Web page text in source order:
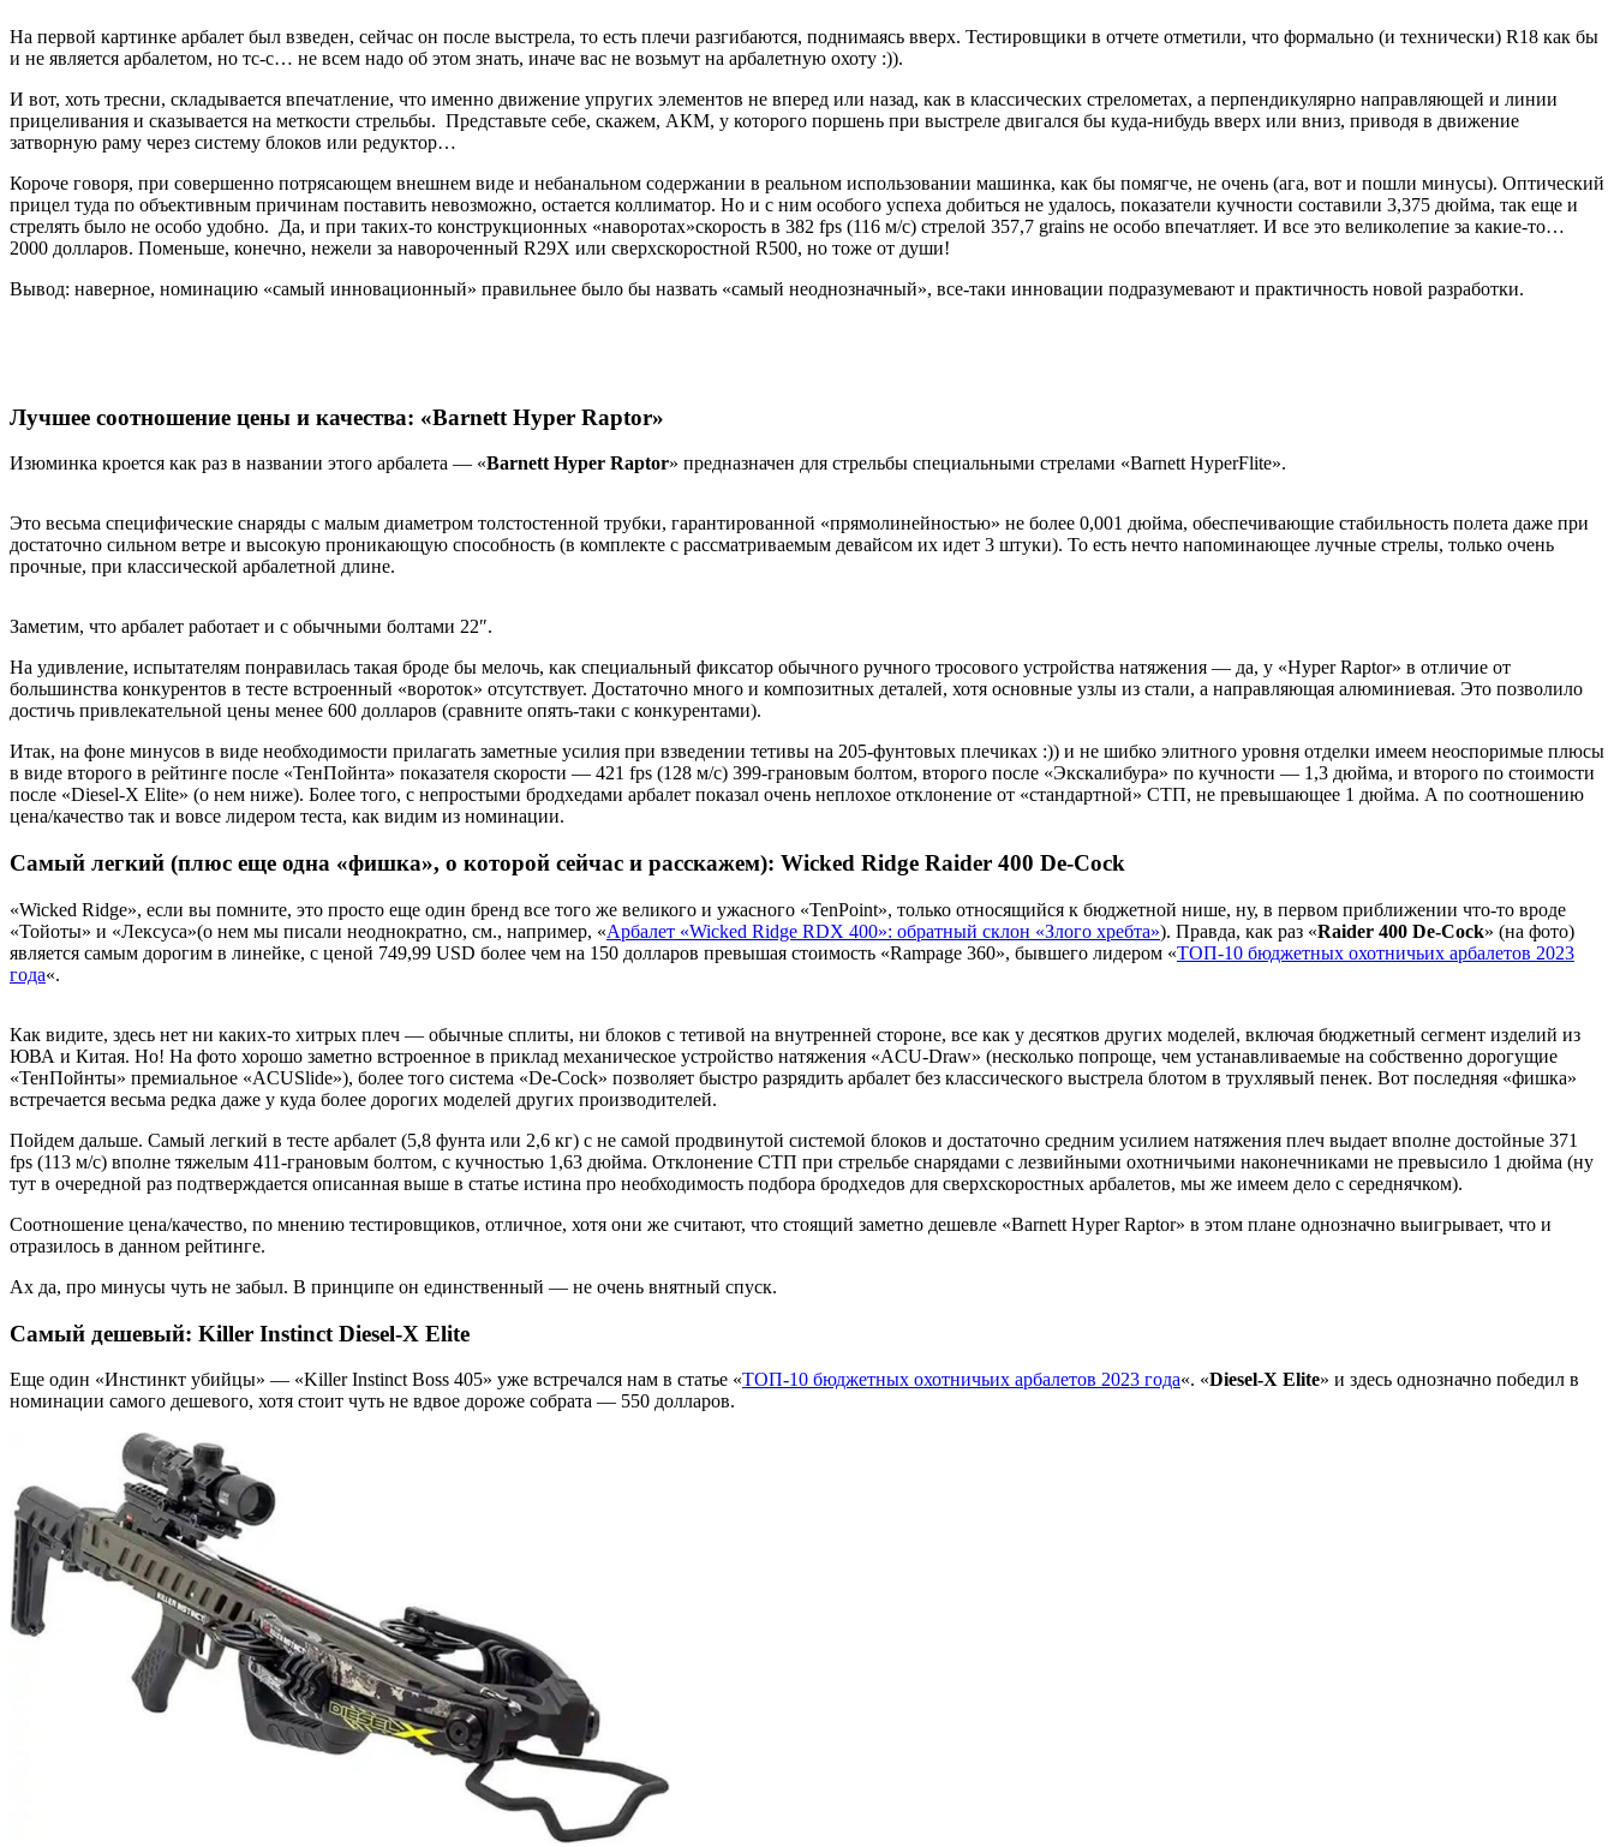
На первой картинке арбалет был взведен, сейчас он после выстрела, то есть плечи разгибаются, поднимаясь вверх. Тестировщики в отчете отметили, что формально (и технически) R18 как бы
и не является арбалетом, но тс-с… не всем надо об этом знать, иначе вас не возьмут на арбалетную охоту :)).
И вот, хоть тресни, складывается впечатление, что именно движение упругих элементов не вперед или назад, как в классических стрелометах, а перпендикулярно направляющей и линии
прицеливания и сказывается на меткости стрельбы. Представьте себе, скажем, АКМ, у которого поршень при выстреле двигался бы куда-нибудь вверх или вниз, приводя в движение
затворную раму через систему блоков или редуктор…
Короче говоря, при совершенно потрясающем внешнем виде и небанальном содержании в реальном использовании машинка, как бы помягче, не очень (ага, вот и пошли минусы). Оптический
прицел туда по объективным причинам поставить невозможно, остается коллиматор. Но и с ним особого успеха добиться не удалось, показатели кучности составили 3,375 дюйма, так еще и
стрелять было не особо удобно. Да, и при таких-то конструкционных «наворотах»скорость в 382 fps (116 м/с) стрелой 357,7 grains не особо впечатляет. И все это великолепие за какие-то…
2000 долларов. Поменьше, конечно, нежели за навороченный R29X или сверхскоростной R500, но тоже от души!
Вывод: наверное, номинацию «самый инновационный» правильнее было бы назвать «самый неоднозначный», все-таки инновации подразумевают и практичность новой разработки.
Лучшее соотношение цены и качества: «Barnett Hyper Raptor»
Изюминка кроется как раз в названии этого арбалета — «Barnett Hyper Raptor» предназначен для стрельбы специальными стрелами «Barnett HyperFlite».
Это весьма специфические снаряды с малым диаметром толстостенной трубки, гарантированной «прямолинейностью» не более 0,001 дюйма, обеспечивающие стабильность полета даже при
достаточно сильном ветре и высокую проникающую способность (в комплекте с рассматриваемым девайсом их идет 3 штуки). То есть нечто напоминающее лучные стрелы, только очень
прочные, при классической арбалетной длине.
Заметим, что арбалет работает и с обычными болтами 22″.
На удивление, испытателям понравилась такая броде бы мелочь, как специальный фиксатор обычного ручного тросового устройства натяжения — да, у «Hyper Raptor» в отличие от
большинства конкурентов в тесте встроенный «вороток» отсутствует. Достаточно много и композитных деталей, хотя основные узлы из стали, а направляющая алюминиевая. Это позволило
достичь привлекательной цены менее 600 долларов (сравните опять-таки с конкурентами).
Итак, на фоне минусов в виде необходимости прилагать заметные усилия при взведении тетивы на 205-фунтовых плечиках :)) и не шибко элитного уровня отделки имеем неоспоримые плюсы
в виде второго в рейтинге после «ТенПойнта» показателя скорости — 421 fps (128 м/с) 399-грановым болтом, второго после «Экскалибура» по кучности — 1,3 дюйма, и второго по стоимости
после «Diesel-X Elite» (о нем ниже). Более того, с непростыми бродхедами арбалет показал очень неплохое отклонение от «стандартной» СТП, не превышающее 1 дюйма. А по соотношению
цена/качество так и вовсе лидером теста, как видим из номинации.
Самый легкий (плюс еще одна «фишка», о которой сейчас и расскажем): Wicked Ridge Raider 400 De-Cock
«Wicked Ridge», если вы помните, это просто еще один бренд все того же великого и ужасного «TenPoint», только относящийся к бюджетной нише, ну, в первом приближении что-то вроде
«Тойоты» и «Лексуса»(о нем мы писали неоднократно, см., например, «Арбалет «Wicked Ridge RDX 400»: обратный склон «Злого хребта»). Правда, как раз «Raider 400 De-Cock» (на фото)
является самым дорогим в линейке, с ценой 749,99 USD более чем на 150 долларов превышая стоимость «Rampage 360», бывшего лидером «ТОП-10 бюджетных охотничьих арбалетов 2023
года«.
Как видите, здесь нет ни каких-то хитрых плеч — обычные сплиты, ни блоков с тетивой на внутренней стороне, все как у десятков других моделей, включая бюджетный сегмент изделий из
ЮВА и Китая. Но! На фото хорошо заметно встроенное в приклад механическое устройство натяжения «ACU-Draw» (несколько попроще, чем устанавливаемые на собственно дорогущие
«ТенПойнты» премиальное «ACUSlide»), более того система «De-Cock» позволяет быстро разрядить арбалет без классического выстрела блотом в трухлявый пенек. Вот последняя «фишка»
встречается весьма редка даже у куда более дорогих моделей других производителей.
Пойдем дальше. Самый легкий в тесте арбалет (5,8 фунта или 2,6 кг) с не самой продвинутой системой блоков и достаточно средним усилием натяжения плеч выдает вполне достойные 371
fps (113 м/с) вполне тяжелым 411-грановым болтом, с кучностью 1,63 дюйма. Отклонение СТП при стрельбе снарядами с лезвийными охотничьими наконечниками не превысило 1 дюйма (ну
тут в очередной раз подтверждается описанная выше в статье истина про необходимость подбора бродхедов для сверхскоростных арбалетов, мы же имеем дело с середнячком).
Соотношение цена/качество, по мнению тестировщиков, отличное, хотя они же считают, что стоящий заметно дешевле «Barnett Hyper Raptor» в этом плане однозначно выигрывает, что и
отразилось в данном рейтинге.
Ах да, про минусы чуть не забыл. В принципе он единственный — не очень внятный спуск.
Самый дешевый: Killer Instinct Diesel-X Elite
Еще один «Инстинкт убийцы» — «Killer Instinct Boss 405» уже встречался нам в статье «ТОП-10 бюджетных охотничьих арбалетов 2023 года«. «Diesel-X Elite» и здесь однозначно победил в
номинации самого дешевого, хотя стоит чуть не вдвое дороже собрата — 550 долларов.